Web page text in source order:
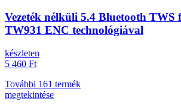
Vezeték nélküli 5.4 Bluetooth
TW931 ENC technológiával
készleten
5 460 Ft
További 161 termék
megtekintése